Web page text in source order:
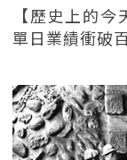
【歷史上的
單日業績衝破